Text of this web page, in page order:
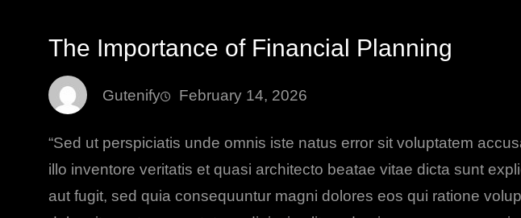
The Importance of Financial Planning
Gutenify February 14, 2026
“Sed ut perspiciatis unde omnis iste natus error sit voluptatem
illo inventore veritatis et quasi architecto beatae vitae dicta sunt
aut fugit, sed quia consequuntur magni dolores eos qui ratione